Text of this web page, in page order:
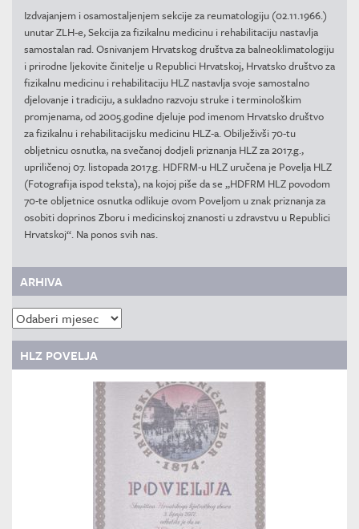
Izdvajanjem i osamostaljenjem sekcije za reumatologiju (02.11.1966.)
unutar ZLH-e, Sekcija za fizikalnu medicinu i rehabilitaciju nastavlja
samostalan rad. Osnivanjem Hrvatskog društva za balneoklimatologiju
i prirodne ljekovite činitelje u Republici Hrvatskoj, Hrvatsko društvo za
fizikalnu medicinu i rehabilitaciju HLZ nastavlja svoje samostalno
djelovanje i tradiciju, a sukladno razvoju struke i terminološkim
promjenama, od 2005.godine djeluje pod imenom Hrvatsko društvo
za fizikalnu i rehabilitacijsku medicinu HLZ-a. Obilježivši 70-tu
obljetnicu osnutka, na svečanoj dodjeli priznanja HLZ za 2017.g.,
upriličenoj 07. listopada 2017.g. HDFRM-u HLZ uručena je Povelja HLZ
(Fotografija ispod teksta), na kojoj piše da se „HDFRM HLZ povodom
70-te obljetnice osnutka odlikuje ovom Poveljom u znak priznanja za
osobiti doprinos Zboru i medicinskoj znanosti u zdravstvu u Republici
Hrvatskoj“. Na ponos svih nas.
ARHIVA
Arhiva
HLZ POVELJA